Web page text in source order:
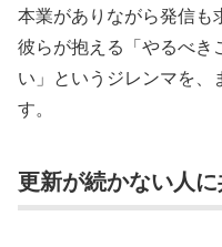
本業がありながら発信も
彼らが抱える「やるべき
い」というジレンマを、
す。
更新が続かない人